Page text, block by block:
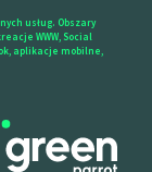
usług. Obszary
WWW, Social
aplikacje mobilne,